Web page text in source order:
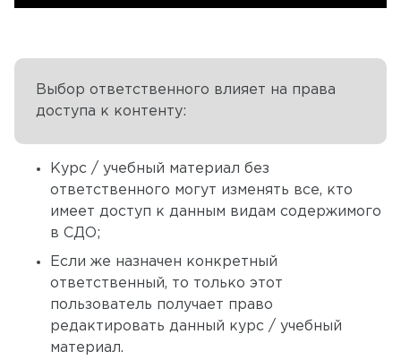
Выбор ответственного влияет на права
доступа к контенту:
Курс / учебный материал без
ответственного могут изменять все, кто
имеет доступ к данным видам содержимого
в СДО;
Если же назначен конкретный
ответственный, то только этот
пользователь получает право
редактировать данный курс / учебный
материал.